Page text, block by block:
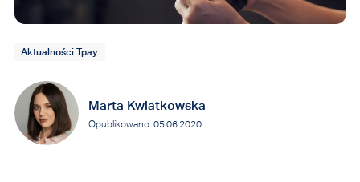
Marta Kwiatkowska
Opublikowano: 05.06.2020
Aktualności Tpay